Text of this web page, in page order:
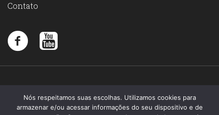
Contato
Nós respeitamos suas escolhas. Utilizamos cookies para
armazenar e/ou acessar informações do seu dispositivo e de